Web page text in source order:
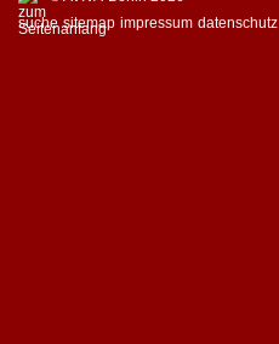
suche sitemap impressum datenschutz